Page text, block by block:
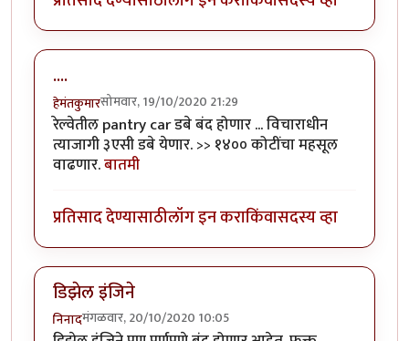
....
हेमंतकुमारसोमवार, 19/10/2020 21:29
रेल्वेतील pantry car डबे बंद होणार ... विचाराधीन
त्याजागी ३एसी डबे येणार. >> १४०० कोटींचा महसूल
वाढणार.बातमी
प्रतिसाद देण्यासाठीलॉग इन कराकिंवासदस्य व्हा
डिझेल इंजिने
निनादमंगळवार, 20/10/2020 10:05